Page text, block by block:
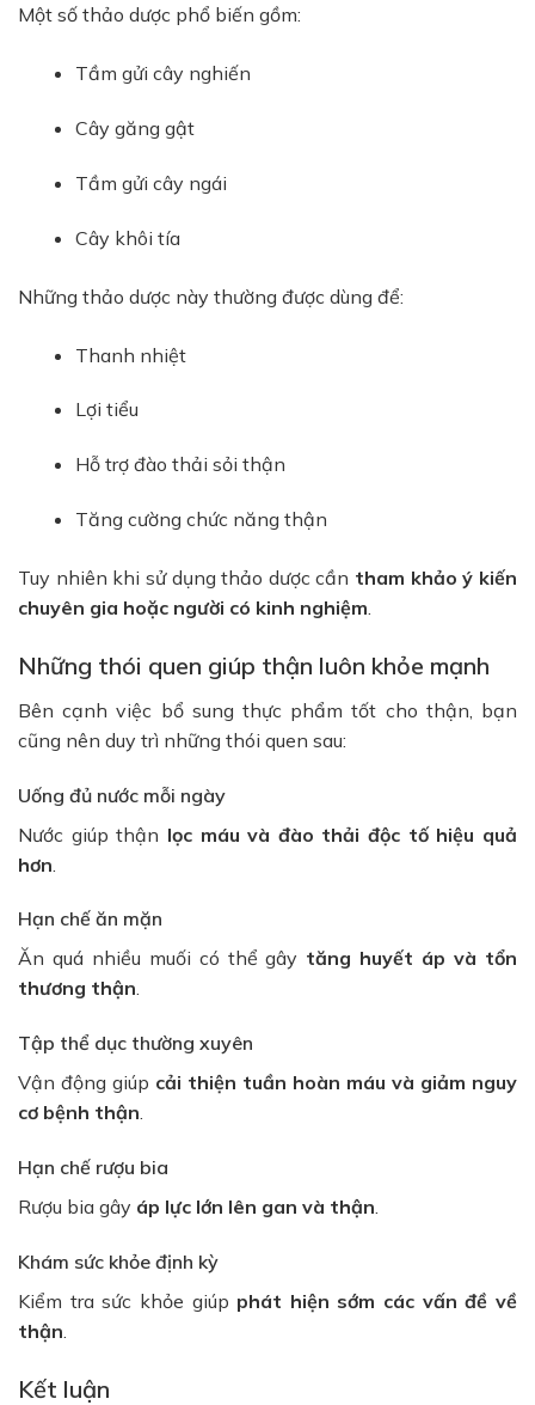
Một số thảo dược phổ biến gồm:
Tầm gửi cây nghiến
Cây găng gật
Tầm gửi cây ngái
Cây khôi tía
Những thảo dược này thường được dùng để:
Thanh nhiệt
Lợi tiểu
Hỗ trợ đào thải sỏi thận
Tăng cường chức năng thận
Tuy nhiên khi sử dụng thảo dược cần tham khảo ý kiến
chuyên gia hoặc người có kinh nghiệm
Những thói quen giúp thận luôn khỏe mạnh
Bên cạnh việc bổ sung thực phẩm tốt cho thận, bạn
cũng nên duy trì những thói quen sau:
Uống đủ nước mỗi ngày
Nước giúp thận lọc máu và đào thải độc tố hiệu quả
hơn
Hạn chế ăn mặn
Ăn quá nhiều muối có thể gây tăng huyết áp và tổn
thương thận.
Tập thể dục thường xuyên
Vận động giúp cải thiện tuần hoàn máu và giảm nguy
cơ bệnh thận.
Hạn chế rượu bia
Rượu bia gây áp lực lớn lên gan và thận
Khám sức khỏe định kỳ
Kiểm tra sức khỏe giúp phát hiện sớm các vấn đề về
thận
Kết luận